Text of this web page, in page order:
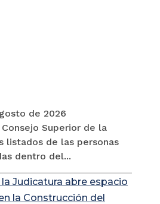
de 2026
Superior de la
listados de las personas
dentro del...
Judicatura abre espacio
la Construcción del